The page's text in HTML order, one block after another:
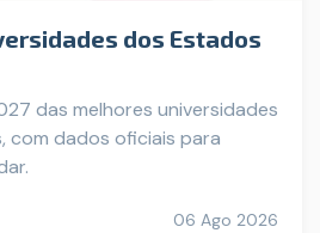
dos Estados
das melhores universidades
com dados oficiais para
06 Ago 2026